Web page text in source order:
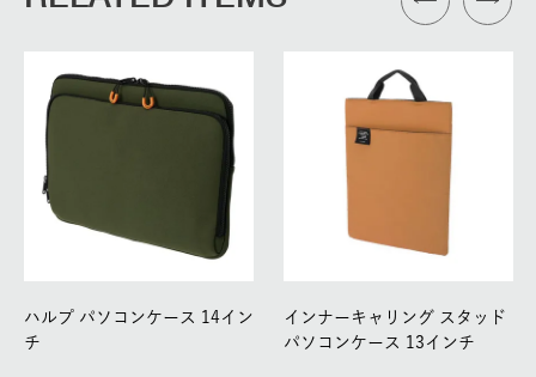
ハルプ パソコンケース 14イン
チ
インナーキャリング スタッド
パソコンケース 13インチ